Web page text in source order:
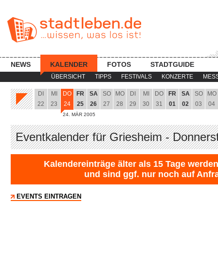
ÜBERSICHT TIPPS FESTIVALS KONZERTE
NEWS KALENDER FOTOS STADTGUIDE
DI
22
MI
23
DO
24
24. MÄR 2005
FR
25
SA
26
SO
27
MO
28
DI
29
MI
30
DO
31
FR
01
SA
02
SO
03
MO
04
Eventkalender für Griesheim -
Kalendereinträge älter als 15 Tage
und sind ggf. nur noch auf
EVENTS EINTRAGEN